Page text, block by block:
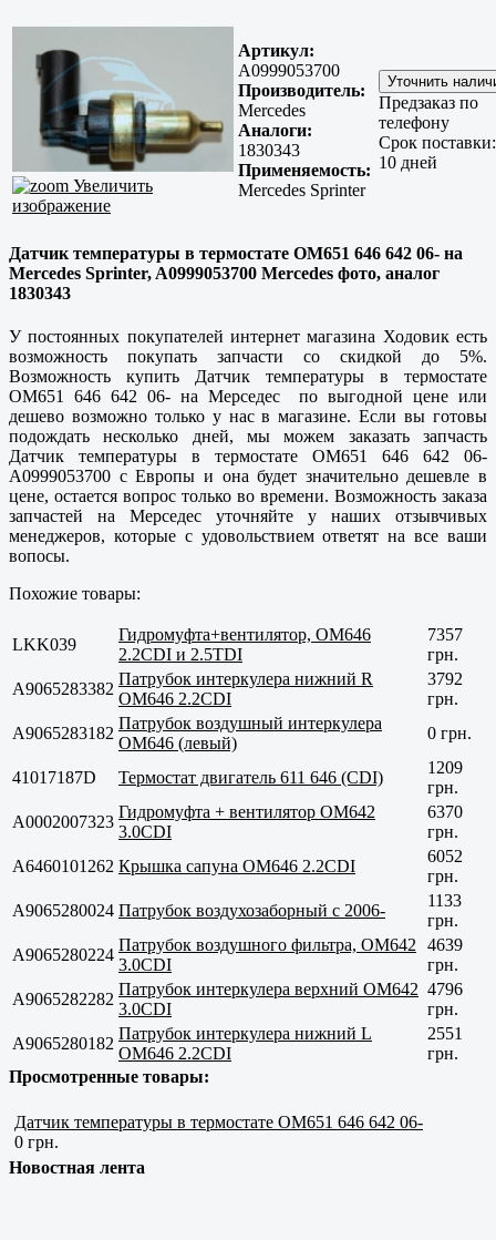
Увеличить
изображение
Артикул:
A0999053700
Производитель:
Mercedes
Аналоги:
1830343
Применяемость:
Mercedes Sprinter
Предзаказ по
телефону
Срок
10 дней
Датчик температуры в термостате OM651 646 642 06- на
Mercedes Sprinter, A0999053700 Mercedes фото, аналог
1830343
У постоянных покупателей интернет магазина Ходовик есть
возможность покупать запчасти со скидкой до 5%.
Возможность купить Датчик температуры в термостате
OM651 646 642 06- на Мерседес по выгодной цене или
дешево возможно только у нас в магазине. Если вы готовы
подождать несколько дней, мы можем заказать запчасть
Датчик температуры в термостате OM651 646 642 06-
A0999053700 с Европы и она будет значительно дешевле в
цене, остается вопрос только во времени. Возможность заказа
запчастей на Мерседес уточняйте у наших отзывчивых
менеджеров, которые с удовольствием ответят на все ваши
вопосы.
Похожие товары:
LKK039
Гидромуфта+вентилятор, OM646
2.2CDI и 2.5TDI
7357
грн.
A9065283382
Патрубок интеркулера нижний R
OM646 2.2CDI
3792
грн.
A9065283182
Патрубок воздушный интеркулера
OM646 (левый)
0 грн.
41017187D Термостат двигатель 611 646 (CDI)
1209
грн.
A0002007323
Гидромуфта + вентилятор OM642
3.0CDI
6370
грн.
A6460101262 Крышка сапуна OM646 2.2CDI
6052
грн.
A9065280024 Патрубок воздухозаборный с 2006-
1133
грн.
A9065280224
Патрубок воздушного фильтра, OM642
3.0CDI
4639
грн.
A9065282282
Патрубок интеркулера верхний OM642
3.0CDI
4796
грн.
A9065280182
Патрубок интеркулера нижний L
OM646 2.2CDI
2551
грн.
Просмотренные товары:
Датчик температуры в термостате OM651 646 642 06-
0 грн.
Новостная лента